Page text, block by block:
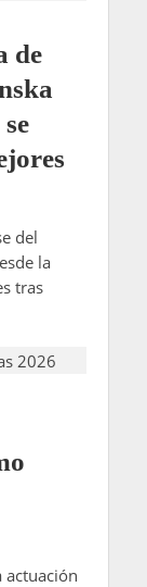
de
del
la
tras
actuación